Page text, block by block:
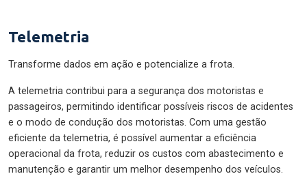
Telemetria
Transforme dados em ação e potencialize a frota.
A telemetria contribui para a segurança dos motoristas e
passageiros, permitindo identificar possíveis riscos de acidentes
e o modo de condução dos motoristas. Com uma gestão
eficiente da telemetria, é possível aumentar a eficiência
operacional da frota, reduzir os custos com abastecimento e
manutenção e garantir um melhor desempenho dos veículos.